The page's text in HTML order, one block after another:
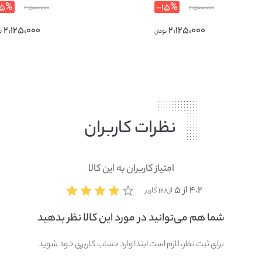
۱۵%- ۲،۵۰۰،۰۰۰
۲،۱۲۵،۰۰۰ تومان
۲،۵۰۰،۰۰۰
۲،۱۲۵،۰۰۰
نظرات کاربران
امتیاز کاربران به این کالا
۴.۲ از ۵
از ۱۲۸ کاربر
شما هم می‌توانید در مورد این کالا نظر بدهید
برای ثبت نظر، لازم است ابتدا وارد حساب کاربری خود شوید